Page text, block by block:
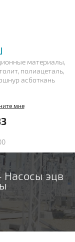
материалы,
полиацеталь,
асботкань
мне
Насосы эцв